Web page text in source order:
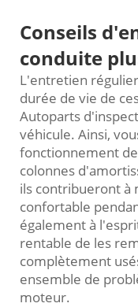
Conseils
conduite
L'entretien
durée de vie de
Autoparts
véhicule. Ainsi,
fonctionnement
colonnes
ils contribueront
confortable
également à
rentable de les
complètement
ensemble de
moteur.